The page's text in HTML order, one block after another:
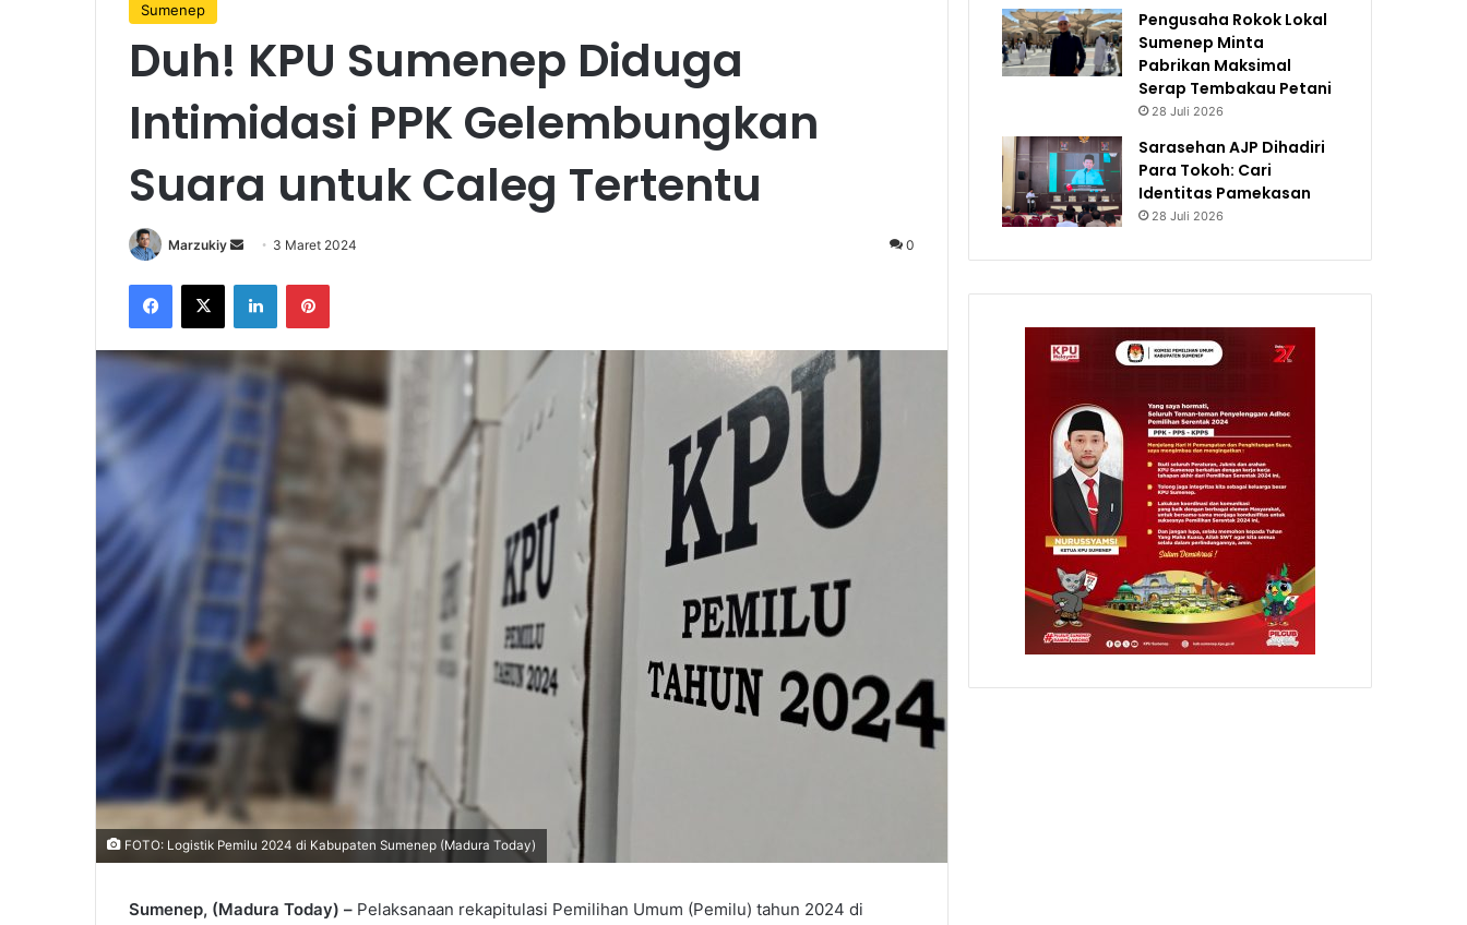
Sumenep
Duh! KPU Sumenep Diduga
Intimidasi PPK Gelembungkan
Suara untuk Caleg Tertentu
Marzukiy
n
a
n
3 Maret 2024 0
FOTO: Logistik Pemilu 2024 di Kabupaten Sumenep (Madura Today)
Sumenep, (Madura Today) – Pelaksanaan rekapitulasi Pemilihan Umum (Pemilu) tahun 2024 di
Pengusaha Rokok Lokal
Sumenep Minta
Pabrikan Maksimal
Serap Tembakau Petani
28 Juli 2026
Sarasehan AJP Dihadiri
Para Tokoh: Cari
Identitas Pamekasan
28 Juli 2026